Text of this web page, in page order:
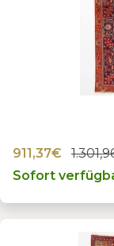
911,37€
Sofort